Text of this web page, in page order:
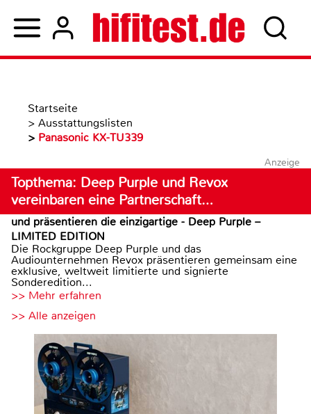
Startseite
> Ausstattungslisten
> Panasonic KX-TU339
Anzeige
Topthema: Deep Purple und Revox
vereinbaren eine Partnerschaft…
und präsentieren die einzigartige - Deep Purple –
LIMITED EDITION
Die Rockgruppe Deep Purple und das
Audiounternehmen Revox präsentieren gemeinsam eine
exklusive, weltweit limitierte und signierte
Sonderedition...
>> Mehr erfahren
>> Alle anzeigen